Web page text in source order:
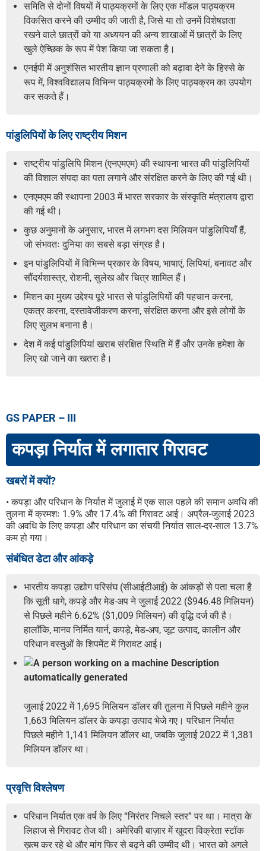
समिति से दोनों विषयों में पाठ्यक्रमों के लिए एक मॉडल पाठ्यक्रम
विकसित करने की उम्मीद की जाती है, जिसे या तो उनमें विशेषज्ञता
रखने वाले छात्रों को या अध्ययन की अन्य शाखाओं में छात्रों के लिए
खुले ऐच्छिक के रूप में पेश किया जा सकता है।
एनईपी में अनुशंसित भारतीय ज्ञान प्रणाली को बढ़ावा देने के हिस्से के
रूप में, विश्वविद्यालय विभिन्न पाठ्यक्रमों के लिए पाठ्यक्रम का उपयोग
कर सकते हैं।
पांडुलिपियों के लिए राष्ट्रीय मिशन
राष्ट्रीय पांडुलिपि मिशन (एनएमएम) की स्थापना भारत की पांडुलिपियों
की विशाल संपदा का पता लगाने और संरक्षित करने के लिए की गई थी।
एनएमएम की स्थापना 2003 में भारत सरकार के संस्कृति मंत्रालय द्वारा
की गई थी।
कुछ अनुमानों के अनुसार, भारत में लगभग दस मिलियन पांडुलिपियाँ हैं,
जो संभवतः दुनिया का सबसे बड़ा संग्रह है।
इन पांडुलिपियों में विभिन्न प्रकार के विषय, भाषाएं, लिपियां, बनावट और
सौंदर्यशास्त्र, रोशनी, सुलेख और चित्र शामिल हैं।
मिशन का मुख्य उद्देश्य पूरे भारत से पांडुलिपियों की पहचान करना,
एकत्र करना, दस्तावेजीकरण करना, संरक्षित करना और इसे लोगों के
लिए सुलभ बनाना है।
देश में कई पांडुलिपियां खराब संरक्षित स्थिति में हैं और उनके हमेशा के
लिए खो जाने का खतरा है।
GS PAPER – III
कपड़ा निर्यात में लगातार गिरावट
खबरों में क्यों?
• कपड़ा और परिधान के निर्यात में जुलाई में एक साल पहले की समान अवधि की
तुलना में क्रमशः 1.9% और 17.4% की गिरावट आई। अप्रैल-जुलाई 2023
की अवधि के लिए कपड़ा और परिधान का संचयी निर्यात साल-दर-साल 13.7%
कम हो गया।
संबंधित डेटा और आंकड़े
भारतीय कपड़ा उद्योग परिसंघ (सीआईटीआई) के आंकड़ों से पता चला है
कि सूती धागे, कपड़े और मेड-अप ने जुलाई 2022 ($946.48 मिलियन)
से पिछले महीने 6.62% ($1,009 मिलियन) की वृद्धि दर्ज की है।
हालाँकि, मानव निर्मित यार्न, कपड़े, मेड-अप, जूट उत्पाद, कालीन और
परिधान वस्तुओं के शिपमेंट में गिरावट आई।
जुलाई 2022 में 1,695 मिलियन डॉलर की तुलना में पिछले महीने कुल
1,663 मिलियन डॉलर के कपड़ा उत्पाद भेजे गए। परिधान निर्यात
पिछले महीने 1,141 मिलियन डॉलर था, जबकि जुलाई 2022 में 1,381
मिलियन डॉलर था।
प्रवृत्ति विश्लेषण
परिधान निर्यात एक वर्ष के लिए “निरंतर निचले स्तर” पर था। मात्रा के
लिहाज से गिरावट तेज थी। अमेरिकी बाज़ार में खुदरा विक्रेता स्टॉक
ख़त्म कर रहे थे और मांग फिर से बढ़ने की उम्मीद थी। भारत को अगले